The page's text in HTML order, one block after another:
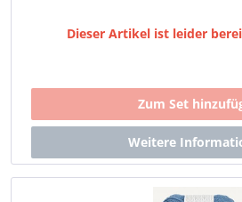
Dieser Artikel ist leider